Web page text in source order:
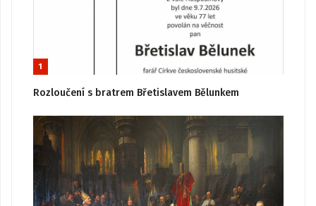
1
Rozloučení s bratrem Břetislavem Bělunkem